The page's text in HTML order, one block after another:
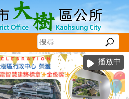
播放中